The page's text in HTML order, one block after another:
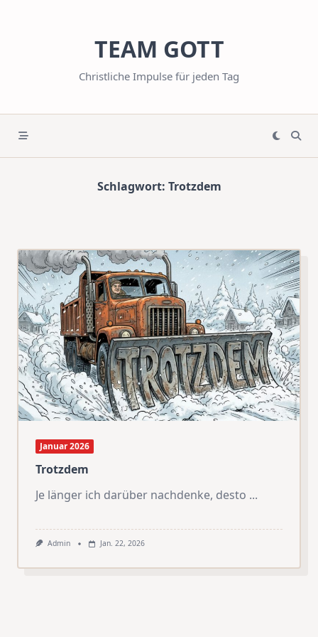
TEAM GOTT
Christliche Impulse für jeden Tag
Schlagwort: Trotzdem
Januar 2026
Trotzdem
Je länger ich darüber nachdenke, desto ...
Admin Jan. 22, 2026